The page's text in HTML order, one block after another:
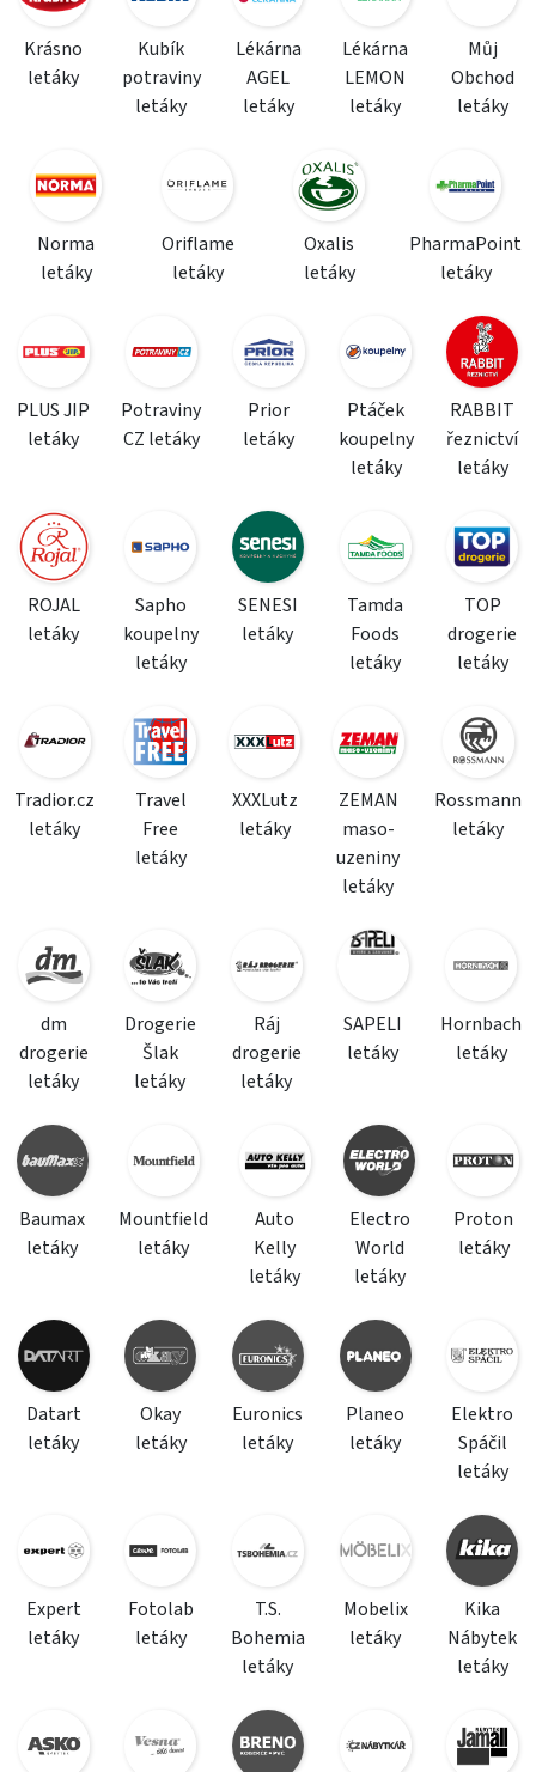
Krásno
letáky
Kubík
potraviny
letáky
Lékárna
AGEL
letáky
Lékárna
LEMON
letáky
Můj
Obchod
letáky
Norma
letáky
Oriflame
letáky
Oxalis
letáky
PharmaPoint
letáky
PLUS JIP
letáky
Potraviny
CZ letáky
Prior
letáky
Ptáček
koupelny
letáky
RABBIT
řeznictví
letáky
ROJAL
letáky
Sapho
koupelny
letáky
SENESI
letáky
Tamda
Foods
letáky
TOP
drogerie
letáky
Tradior.cz
letáky
Travel
Free
letáky
XXXLutz
letáky
ZEMAN
maso-
uzeniny
letáky
Rossmann
letáky
dm
drogerie
letáky
Drogerie
Šlak
letáky
Ráj
drogerie
letáky
SAPELI
letáky
Hornbach
letáky
Baumax
letáky
Mountfield
letáky
Auto
Kelly
letáky
Electro
World
letáky
Proton
letáky
Datart
letáky
Okay
letáky
Euronics
letáky
Planeo
letáky
Elektro
Spáčil
letáky
Expert
letáky
Fotolab
letáky
T.S.
Bohemia
letáky
Mobelix
letáky
Kika
Nábytek
letáky